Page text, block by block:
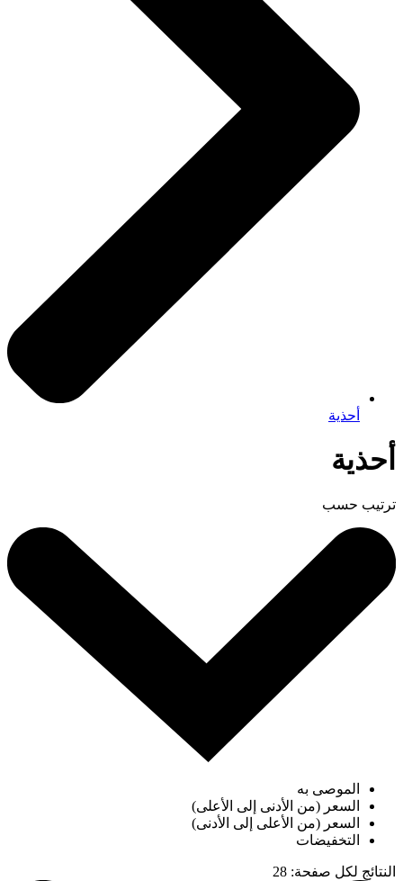
أحذية
أحذية
ترتيب حسب
الموصى به
السعر (من الأدنى إلى الأعلى)
السعر (من الأعلى إلى الأدنى)
التخفيضات
النتائج لكل صفحة:
28